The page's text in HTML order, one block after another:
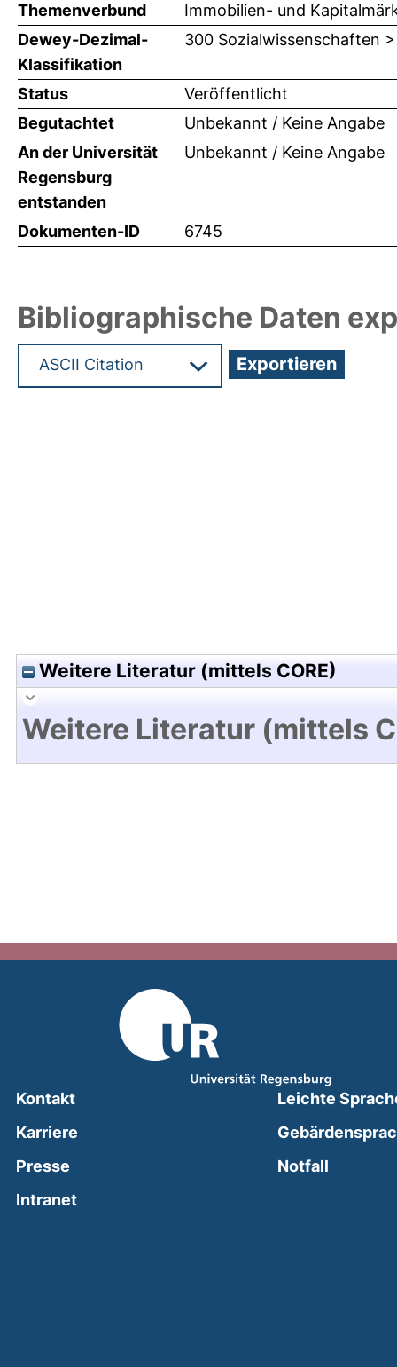
Themenverbund
Immobilien- und
Dewey-Dezimal-
Klassifikation
300 Sozialwissenschaften
Status
Veröffentlicht
Begutachtet
Unbekannt / Keine Angabe
An der Universität
Regensburg
entstanden
Unbekannt / Keine Angabe
Dokumenten-ID 6745
Bibliographische Daten
Weitere Literatur (mittels CORE)
Weitere Literatur (mittels
Kontakt
Karriere
Presse
Intranet(external link, opens in a new window)
Leichte
Notfall